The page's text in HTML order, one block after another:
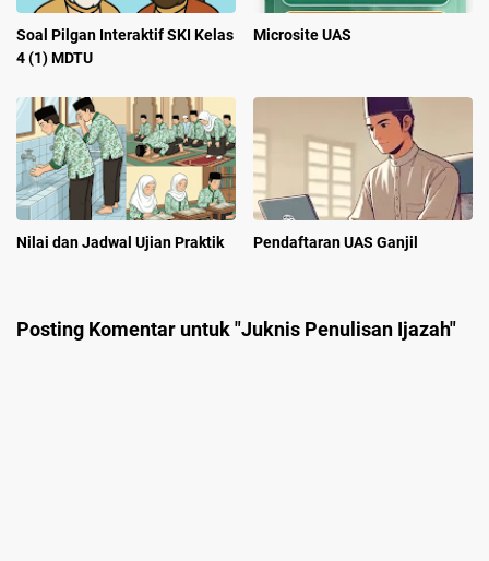
Soal Pilgan Interaktif SKI Kelas
4 (1) MDTU
Microsite UAS
Nilai dan Jadwal Ujian Praktik Pendaftaran UAS Ganjil
Posting Komentar untuk "Juknis Penulisan Ijazah"